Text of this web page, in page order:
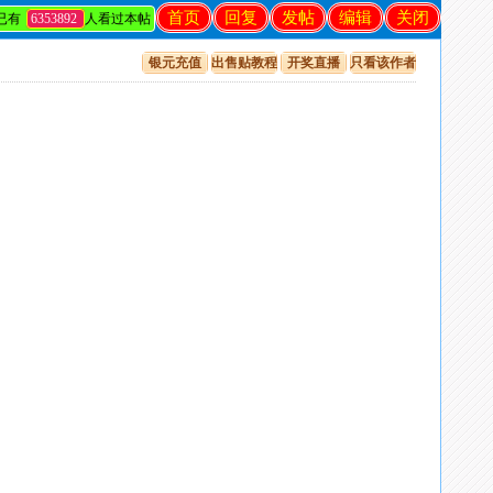
关闭
编辑
发帖
回复
首页
有 6353892 人看过本帖
银元充值 出售贴教程 开奖直播 只看该作者